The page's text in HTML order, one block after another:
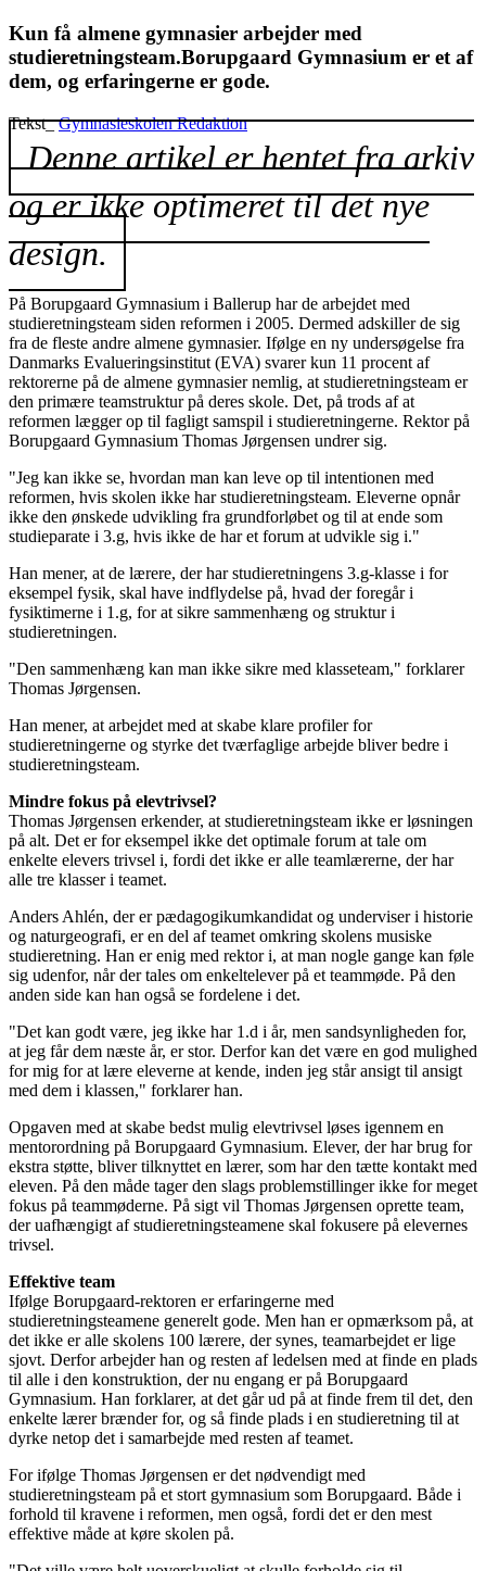
Kun få almene gymnasier arbejder med
studieretningsteam.Borupgaard Gymnasium er et af
dem, og erfaringerne er gode.
Tekst_Gymnasieskolen Redaktion
Denne artikel er hentet fra arkiv
og er ikke optimeret til det nye
design.
På Borupgaard Gymnasium i Ballerup har de arbejdet med
studieretningsteam siden reformen i 2005. Dermed adskiller de sig
fra de fleste andre almene gymnasier. Ifølge en ny undersøgelse fra
Danmarks Evalueringsinstitut (EVA) svarer kun 11 procent af
rektorerne på de almene gymnasier nemlig, at studieretningsteam er
den primære teamstruktur på deres skole. Det, på trods af at
reformen lægger op til fagligt samspil i studieretningerne. Rektor på
Borupgaard Gymnasium Thomas Jørgensen undrer sig.
"Jeg kan ikke se, hvordan man kan leve op til intentionen med
reformen, hvis skolen ikke har studieretningsteam. Eleverne opnår
ikke den ønskede udvikling fra grundforløbet og til at ende som
studieparate i 3.g, hvis ikke de har et forum at udvikle sig i."
Han mener, at de lærere, der har studieretningens 3.g-klasse i for
eksempel fysik, skal have indflydelse på, hvad der foregår i
fysiktimerne i 1.g, for at sikre sammenhæng og struktur i
studieretningen.
"Den sammenhæng kan man ikke sikre med klasseteam," forklarer
Thomas Jørgensen.
Han mener, at arbejdet med at skabe klare profiler for
studieretningerne og styrke det tværfaglige arbejde bliver bedre i
studieretningsteam.
Mindre fokus på elevtrivsel?
Thomas Jørgensen erkender, at studieretningsteam ikke er løsningen
på alt. Det er for eksempel ikke det optimale forum at tale om
enkelte elevers trivsel i, fordi det ikke er alle teamlærerne, der har
alle tre klasser i teamet.
Anders Ahlén, der er pædagogikumkandidat og underviser i historie
og naturgeografi, er en del af teamet omkring skolens musiske
studieretning. Han er enig med rektor i, at man nogle gange kan føle
sig udenfor, når der tales om enkeltelever på et teammøde. På den
anden side kan han også se fordelene i det.
"Det kan godt være, jeg ikke har 1.d i år, men sandsynligheden for,
at jeg får dem næste år, er stor. Derfor kan det være en god mulighed
for mig for at lære eleverne at kende, inden jeg står ansigt til ansigt
med dem i klassen," forklarer han.
Opgaven med at skabe bedst mulig elevtrivsel løses igennem en
mentorordning på Borupgaard Gymnasium. Elever, der har brug for
ekstra støtte, bliver tilknyttet en lærer, som har den tætte kontakt med
eleven. På den måde tager den slags problemstillinger ikke for meget
fokus på teammøderne. På sigt vil Thomas Jørgensen oprette team,
der uafhængigt af studieretningsteamene skal fokusere på elevernes
trivsel.
Effektive team
Ifølge Borupgaard-rektoren er erfaringerne med
studieretningsteamene generelt gode. Men han er opmærksom på, at
det ikke er alle skolens 100 lærere, der synes, teamarbejdet er lige
sjovt. Derfor arbejder han og resten af ledelsen med at finde en plads
til alle i den konstruktion, der nu engang er på Borupgaard
Gymnasium. Han forklarer, at det går ud på at finde frem til det, den
enkelte lærer brænder for, og så finde plads i en studieretning til at
dyrke netop det i samarbejde med resten af teamet.
For ifølge Thomas Jørgensen er det nødvendigt med
studieretningsteam på et stort gymnasium som Borupgaard. Både i
forhold til kravene i reformen, men også, fordi det er den mest
effektive måde at køre skolen på.